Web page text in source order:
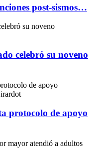
post-sismos…
celebró su noveno
protocolo de apoyo